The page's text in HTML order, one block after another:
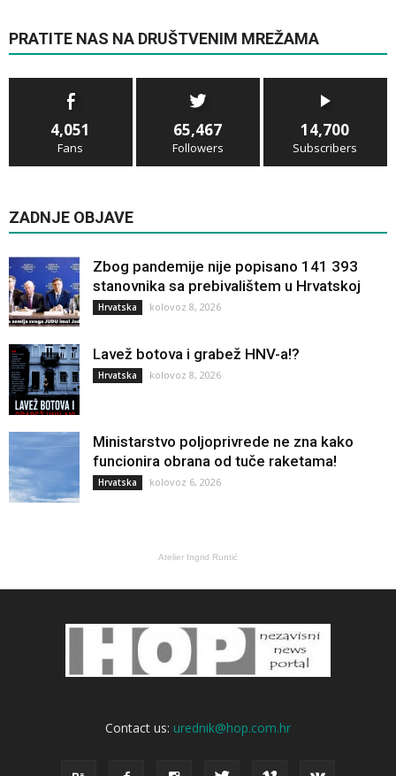
PRATITE NAS NA DRUŠTVENIM MREŽAMA
4,051
Fans
65,467
Followers
14,700
Subscribers
ZADNJE OBJAVE
Zbog pandemije nije popisano 141 393
stanovnika sa prebivalištem u Hrvatskoj
Hrvatska kolovoz 8, 2026
Lavež botova i grabež HNV-a!?
Hrvatska kolovoz 8, 2026
Ministarstvo poljoprivrede ne zna kako
funcionira obrana od tuče raketama!
Hrvatska kolovoz 6, 2026
Atelier Ingrid Runtić
Contact us: urednik@hop.com.hr